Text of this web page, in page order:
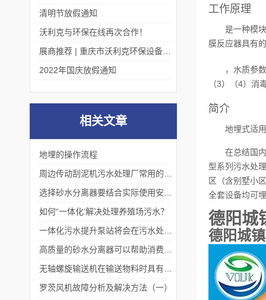
工作原理
是一种模
膜反应器具有
，水质参
（3）（4）消
简介
地埋式适
在总结国
型系列污水处
区（含别墅小
全套设备均可
德阳城
德阳城
清明节放假通知
沃利克与环保在线再次合作！
2022年国庆放假通知
相关文章
地埋的操作流程
如何“一体化‘解决处理养殖场污水？
罗茨风机故障分析及解决方法（一）